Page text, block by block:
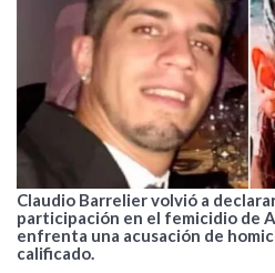
Claudio Barrelier volvió a
participación en el femicidio de
enfrenta una acusación de
calificado.